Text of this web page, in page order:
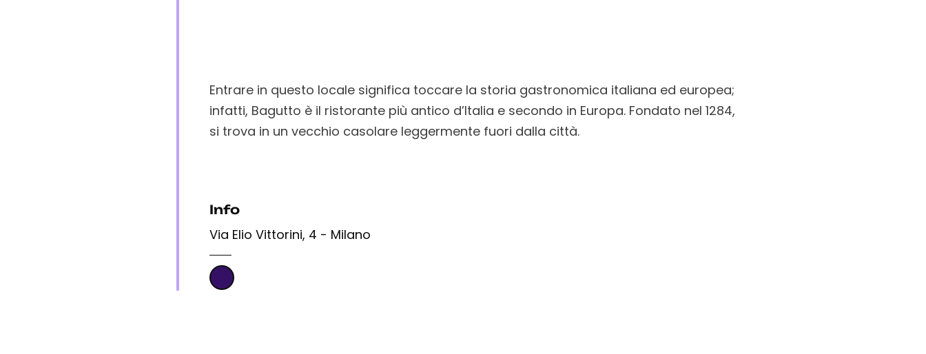
Entrare in questo locale significa toccare la storia gastronomica italiana ed europea;
infatti, Bagutto è il ristorante più antico d’Italia e secondo in Europa. Fondato nel 1284,
si trova in un vecchio casolare leggermente fuori dalla città.
Info
Via Elio Vittorini, 4 - Milano